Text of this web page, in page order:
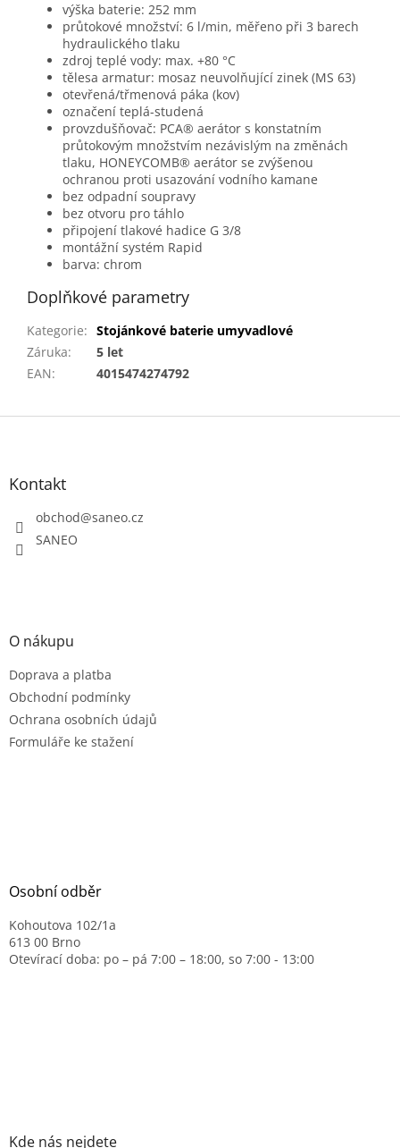
výška baterie: 252 mm
průtokové množství: 6 l/min, měřeno při 3 barech
hydraulického tlaku
zdroj teplé vody: max. +80 °C
tělesa armatur: mosaz neuvolňující zinek (MS 63)
otevřená/třmenová páka (kov)
označení teplá-studená
provzdušňovač: PCA® aerátor s konstatním
průtokovým množstvím nezávislým na změnách
tlaku, HONEYCOMB® aerátor se zvýšenou
ochranou proti usazování vodního kamane
bez odpadní soupravy
bez otvoru pro táhlo
připojení tlakové hadice G 3/8
montážní systém Rapid
barva: chrom
Doplňkové parametry
Kategorie: Stojánkové baterie umyvadlové
Záruka:
5 let
EAN: 4015474274792
Z
Kontakt
obchod@saneo.cz
SANEO
O nákupu
Doprava a platba
Obchodní podmínky
Ochrana osobních údajů
Formuláře ke stažení
Osobní odběr
Kohoutova 102/1a
613 00 Brno
Otevírací doba: po – pá 7:00 – 18:00, so 7:00 - 13:00
Kde nás nejdete